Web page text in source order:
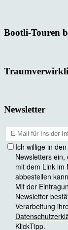
Bootli-Touren
Newsletter